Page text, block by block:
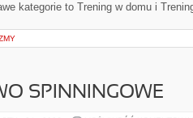
kategorie to Trening w domu i
SPINNINGOWE